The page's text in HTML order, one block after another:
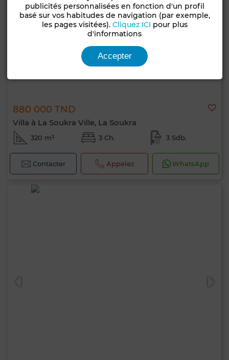
880 000 TND
Villa à La Soukra Ville, La Soukra
320 m² 3 Ch. 3 Sdb.
Contacter Appelez WhatsApp
publicités personnalisées en fonction d'un profil
basé sur vos habitudes de navigation (par exemple,
les pages visitées). Cliquez ICI pour plus
d'informations
Accepter